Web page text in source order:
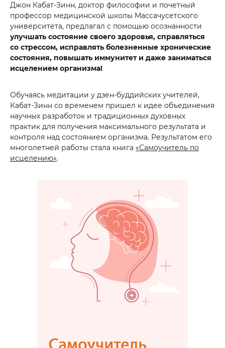
Джон Кабат-Зинн, доктор философии и почетный
профессор медицинской школы Массачусетского
университета, предлагал с помощью осознанности
улучшать состояние своего здоровья, справляться
со стрессом, исправлять болезненные хронические
состояния, повышать иммунитет и даже заниматься
исцелением организма!
Обучаясь медитации у дзен-буддийских учителей,
Кабат-Зинн со временем пришел к идее объединения
научных разработок и традиционных духовных
практик для получения максимального результата и
контроля над состоянием организма. Результатом его
многолетней работы стала книга «Самоучитель по
исцелению».